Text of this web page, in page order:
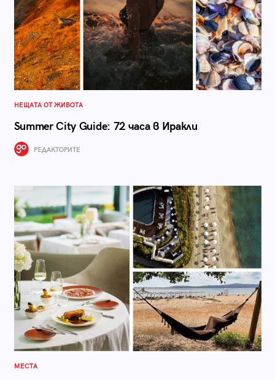
НЕЩАТА ОТ ЖИВОТА
Summer City Guide: 72 часа в Иракли
РЕДАКТОРИТЕ
МЕСТА